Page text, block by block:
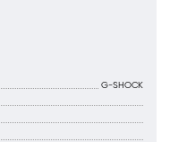
G-SHOCK